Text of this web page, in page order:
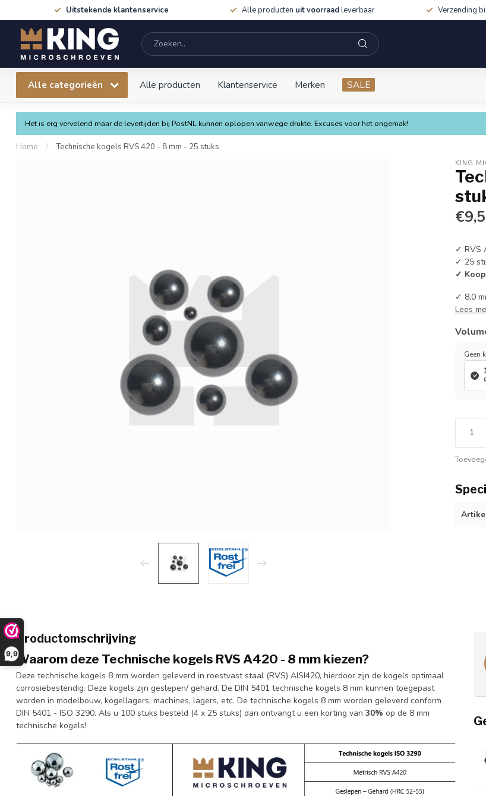
9,9
Uitstekende klantenservice Alle producten uit voorraadleverbaar Verzending
Alle categorieën Alle producten Klantenservice Merken SALE
Het is erg vervelend maar de levertijden bij PostNL kunnen oplopen vanwege drukte. Excuses voor het ongemak!
Home / Technische kogels RVS 420 - 8 mm - 25 stuks
KING
✓ RVS
✓ 25
✓
✓ 8,0
Lees
Geen
Productomschrijving
Waarom deze Technische kogels RVS A420 - 8 mm kiezen?
Deze technische kogels 8 mm worden geleverd in roestvast staal (RVS) AISI420, hierdoor zijn de kogels optimaal
corrosiebestendig. Deze kogels zijn geslepen/ gehard. De DIN 5401 technische kogels 8 mm kunnen toegepast
worden in modelbouw, kogellagers, machines, lagers, etc. De technische kogels 8 mm worden geleverd conform
DIN 5401 - ISO 3290. Als u 100 stuks besteld (4 x 25 stuks) dan ontvangt u een korting van 30% op de 8 mm
technische kogels!